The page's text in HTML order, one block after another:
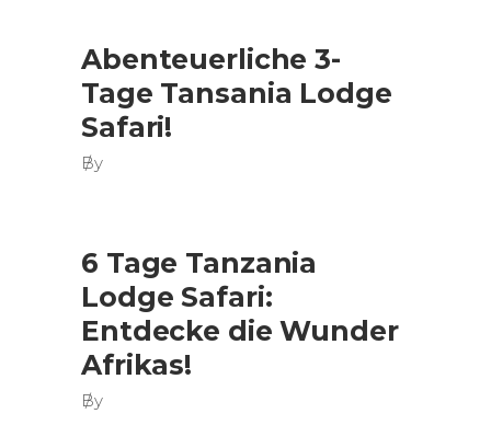
Abenteuerliche 3-
Tage Tansania Lodge
Safari!
By
6 Tage Tanzania
Lodge Safari:
Entdecke die Wunder
Afrikas!
By